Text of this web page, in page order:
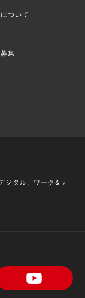
ついて
集
ジタル、ワーク&ラ